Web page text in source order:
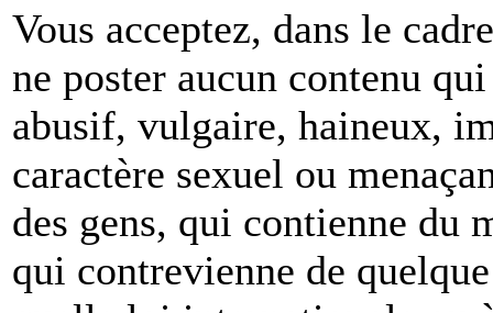
Vous acceptez, dans le
ne poster aucun contenu
abusif, vulgaire, haineux,
caractère sexuel ou
des gens, qui contienne du
qui contrevienne de